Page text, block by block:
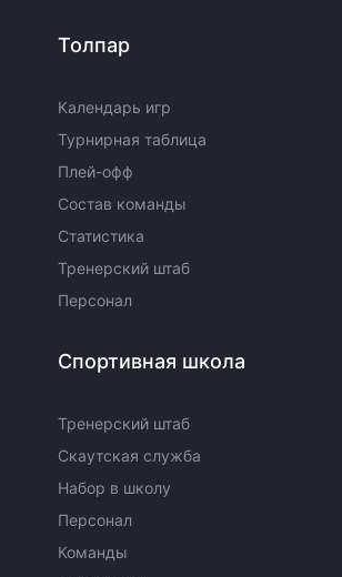
Толпар
Календарь игр
Турнирная таблица
Плей-офф
Состав команды
Статистика
Тренерский штаб
Персонал
Спортивная школа
Тренерский штаб
Скаутская служба
Набор в школу
Персонал
Команды